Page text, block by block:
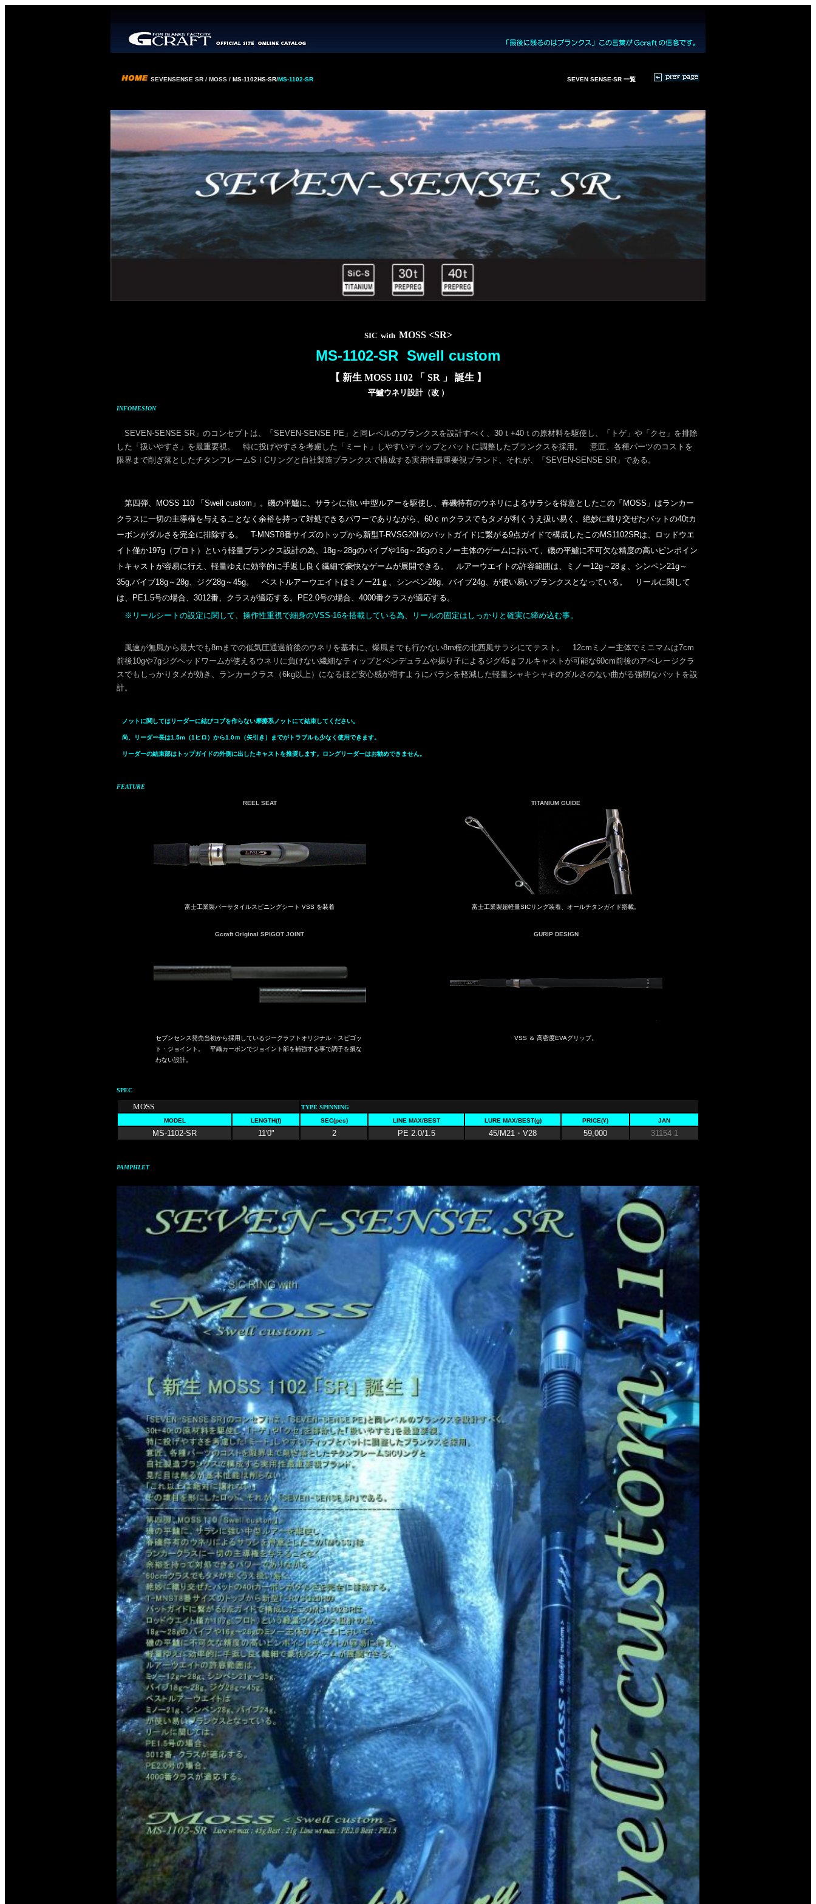
SEVENSENSE SR / MOSS / MS-1102HS-SR/MS-1102-SR SEVEN SENSE-SR 一覧
SIC with MOSS <SR>
MS-1102-SR Swell custom
【 新生 MOSS 1102 「 SR 」 誕生 】
平鱸ウネリ設計（改 ）
INFOMESION
SEVEN-SENSE SR」のコンセプトは、「SEVEN-SENSE PE」と同レベルのブランクスを設計すべく、30ｔ+40ｔの原材料を駆使し、「トゲ」や「クセ」を排除
した「扱いやすさ」を最重要視。 特に投げやすさを考慮した「ミート」しやすいティップとバットに調整したブランクスを採用。 意匠、各種パーツのコストを
限界まで削ぎ落としたチタンフレームSｉCリングと自社製造ブランクスで構成する実用性最重要視ブランド、それが、「SEVEN-SENSE SR」である。
第四弾、MOSS 110 「Swell custom」。磯の平鱸に、サラシに強い中型ルアーを駆使し、春磯特有のウネリによるサラシを得意としたこの「MOSS」はランカー
クラスに一切の主導権を与えることなく余裕を持って対処できるパワーでありながら、60ｃｍクラスでもタメが利くうえ扱い易く、絶妙に織り交ぜたバットの40tカ
ーボンがダルさを完全に排除する。 T-MNST8番サイズのトップから新型T-RVSG20Hのバットガイドに繋がる9点ガイドで構成したこのMS1102SRは、ロッドウエ
イト僅か197g（プロト）という軽量ブランクス設計の為、18g～28gのバイブや16g～26gのミノー主体のゲームにおいて、磯の平鱸に不可欠な精度の高いピンポイン
トキャストが容易に行え、軽量ゆえに効率的に手返し良く繊細で豪快なゲームが展開できる。 ルアーウエイトの許容範囲は、ミノー12g～28ｇ、シンペン21g～
35g,バイブ18g～28g、ジグ28g～45g。 ベストルアーウエイトはミノー21ｇ、シンペン28g、バイブ24g、が使い易いブランクスとなっている。 リールに関して
は、PE1.5号の場合、3012番、クラスが適応する。PE2.0号の場合、4000番クラスが適応する。
※リールシートの設定に関して、操作性重視で細身のVSS-16を搭載している為、リールの固定はしっかりと確実に締め込む事。
風速が無風から最大でも8mまでの低気圧通過前後のウネリを基本に、爆風までも行かない8m程の北西風サラシにてテスト。 12cmミノー主体でミニマムは7cm
前後10gや7gジグヘッドワームが使えるウネリに負けない繊細なティップとペンデュラムや振り子によるジグ45ｇフルキャストが可能な60cm前後のアベレージクラ
スでもしっかりタメが効き、ランカークラス（6kg以上）になるほど安心感が増すようにバラシを軽減した軽量シャキシャキのダルさのない曲がる強靭なバットを設
計。
ノットに関してはリーダーに結びコブを作らない摩擦系ノットにて結束してください。
尚、リーダー長は1.5m（1ヒロ）から1.0ｍ（矢引き）までがトラブルも少なく使用できます。
リーダーの結束部はトップガイドの外側に出したキャストを推奨します。ロングリーダーはお勧めできません。
FEATURE
REEL SEAT TITANIUM GUIDE
富士工業製バーサタイルスピニングシート VSS を装着 富士工業製超軽量SICリング装着、オールチタンガイド搭載。
Gcraft Original SPIGOT JOINT GURIP DESIGN
セブンセンス発売当初から採用しているジークラフトオリジナル・スピゴッ
ト・ジョイント。 平織カーボンでジョイント部を補強する事で調子を損な
わない設計。
VSS ＆ 高密度EVAグリップ。
SPEC
MOSS
TYPE SPINNING
MODEL
LENGTH(f) SEC(pes) LINE MAX/BEST LURE MAX/BEST(g) PRICE(¥) JAN
MS-1102-SR 11'0" 2 PE 2.0/1.5 45/M21・V28 59,000 31154 1
PAMPHLET